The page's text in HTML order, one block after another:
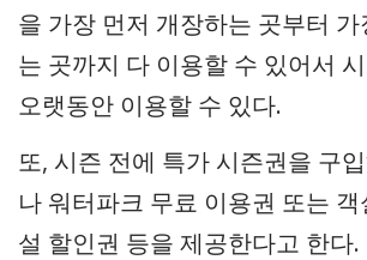
을 가장 먼저 개장하는 곳부터
는 곳까지 다 이용할 수 있어서
오랫동안 이용할 수 있다.
또, 시즌 전에 특가 시즌권을 구
나 워터파크 무료 이용권 또는
설 할인권 등을 제공한다고 한다.